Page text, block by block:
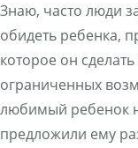
Знаю, часто люди
обидеть ребенка,
которое он
ограниченных
любимый ребенок
предложили ему